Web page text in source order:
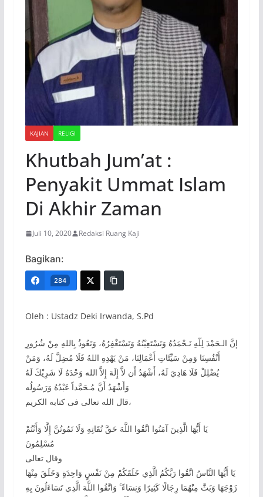
KAJIAN RELIGI
Khutbah Jum’at :
Penyakit Ummat Islam
Di Akhir Zaman
Juli 10, 2020 Redaksi Ruang Kaji
Bagikan:
284
Oleh : Ustadz Deki Irwanda, S.Pd
إنَّ الـحَمْدَ لِلّهِ نَـحْمَدُهُ وَنَسْتَعِيْنُهُ وَنَسْتَغْفِرُهُ، وَنَعُوذُ بِاللهِ مِنْ شُرُورِ
أَنْفُسِنَا وَمِنْ سَيِّئَاتِ أَعْمَالِنَا، مَنْ يَهْدِهِ اللهُ فَلَا مُضِلَّ لَهُ، وَمَنْ
يُضْلِلْ فَلَا هَادِيَ لَهُ، أَشْهَدُ أَن لاَّ إِلَهَ إِلاَّ الله وَحْدَهُ لَا شَرِيْكَ لَهُ
وَأَشْهَدُ أَنَّ مُـحَمَّداً عَبْدُهُ وَرَسُولُه
قال الله تعالى فى كتابه الكريم،
يَا أَيُّهَا الَّذِينَ آمَنُوا اتَّقُوا اللَّهَ حَقَّ تُقَاتِهِ وَلَا تَمُوتُنَّ إِلَّا وَأَنْتُمْ
مُسْلِمُونَ
وقال تعالى
يَا أَيُّهَا النَّاسُ اتَّقُوا رَبَّكُمُ الَّذِي خَلَقَكُمْ مِنْ نَفْسٍ وَاحِدَةٍ وَخَلَقَ مِنْهَا
زَوْجَهَا وَبَثَّ مِنْهُمَا رِجَالًا كَثِيرًا وَنِسَاءً ۚ وَاتَّقُوا اللَّهَ الَّذِي تَسَاءَلُونَ بِهِ